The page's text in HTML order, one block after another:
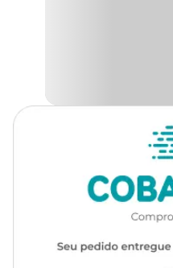
caixa de areia do seu gato,
Aqui na Cobasi você encontra
melhores ofertas e condições
Tapete Coletor de Areia
imperdível. Veja todas as
das lojas físicas perto da sua
Medidas aproximadas